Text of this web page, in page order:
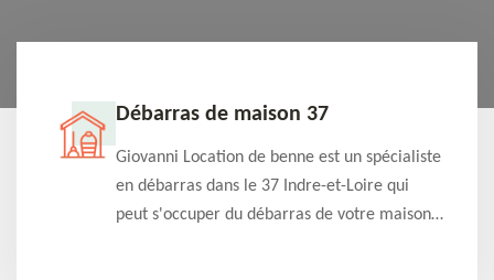
Débarras de maison 37
Giovanni Location de benne est un spécialiste
en débarras dans le 37 Indre-et-Loire qui
peut s'occuper du débarras de votre maison